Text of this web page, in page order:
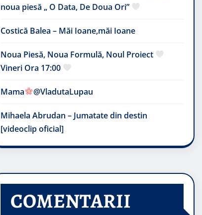
noua piesă „ O Data, De Doua Ori”
Costică Balea – Măi Ioane,măi Ioane
Noua Piesă, Noua Formulă, Noul Proiect
Vineri Ora 17:00
Mama @VladutaLupau
Mihaela Abrudan – Jumatate din destin
[videoclip oficial]
COMENTARII